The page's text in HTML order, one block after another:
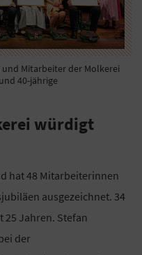
Mitarbeiter der Molkerei
40-jährige
würdigt
hat 48 Mitarbeiterinnen
ausgezeichnet. 34
25 Jahren. Stefan
der